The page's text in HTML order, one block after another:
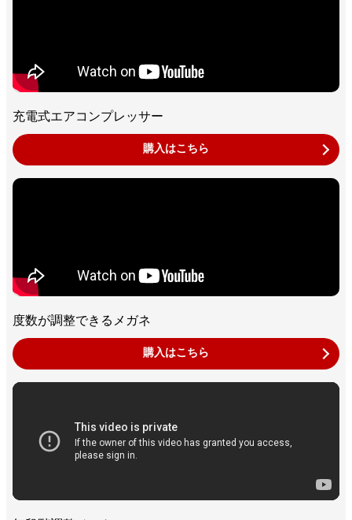
充電式エアコンプレッサー
購入はこちら
度数が調整できるメガネ
購入はこちら